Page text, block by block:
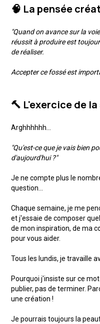
🧠 La pensée
"Quand on avance sur la
réussit à produire est
de réaliser.
Accepter ce fossé est
🔨 L'exercice de
Arghhhhhh...
"Qu'est-ce que je vais bien
d'aujourd'hui ?"
Je ne compte plus le
question...
Chaque semaine, je me
et j'essaie de composer
de mon inspiration, de ma
pour vous aider.
Tous les lundis, je travaille
Pourquoi j'insiste sur ce
publier, pas de terminer.
une création !
Je pourrais toujours la